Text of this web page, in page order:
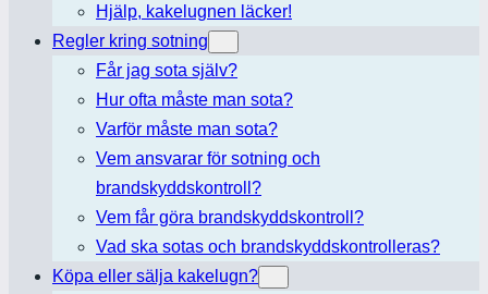
Hjälp, kakelugnen läcker!
Regler kring sotning
Får jag sota själv?
Hur ofta måste man sota?
Varför måste man sota?
Vem ansvarar för sotning och
brandskyddskontroll?
Vem får göra brandskyddskontroll?
Vad ska sotas och brandskyddskontrolleras?
Köpa eller sälja kakelugn?